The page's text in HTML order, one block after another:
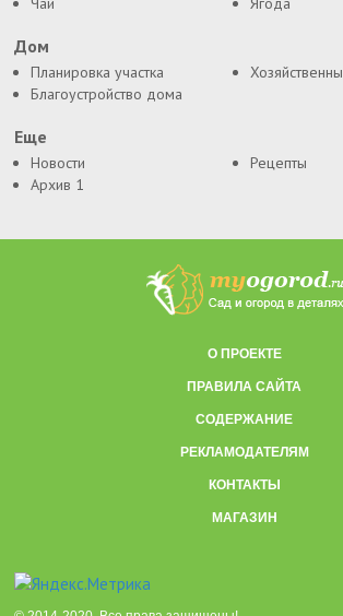
Дом
Планировка участка
Благоустройство дома
Еще
Новости
Рецепты
Архив 1
О ПРОЕКТЕ
ПРАВИЛА САЙТА
СОДЕРЖАНИЕ
РЕКЛАМОДАТЕЛЯМ
КОНТАКТЫ
МАГАЗИН